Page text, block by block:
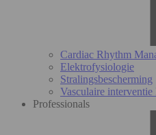
Cardiac Rhythm
Elektrofysiologie
Stralingsbescherming
Vasculaire
Professionals